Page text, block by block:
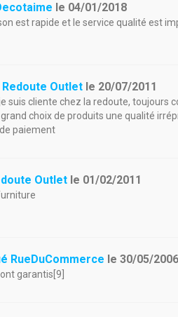
le 04/01/2018
est rapide et le service qualité est
Outlet le 20/07/2011
suis cliente chez la redoute, toujours
choix de produits une qualité
paiement
Outlet le 01/02/2011
RueDuCommerce le30/05/2006
garantis[9]